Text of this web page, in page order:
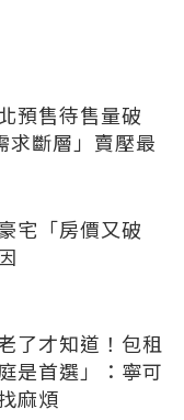
預售待售量破
求斷層」賣壓最
宅「房價又破
了才知道！包租
是首選」：寧可
麻煩